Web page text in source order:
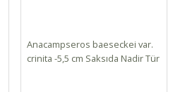
Anacampseros baeseckei var.
crinita -5,5 cm Saksıda Nadir Tür